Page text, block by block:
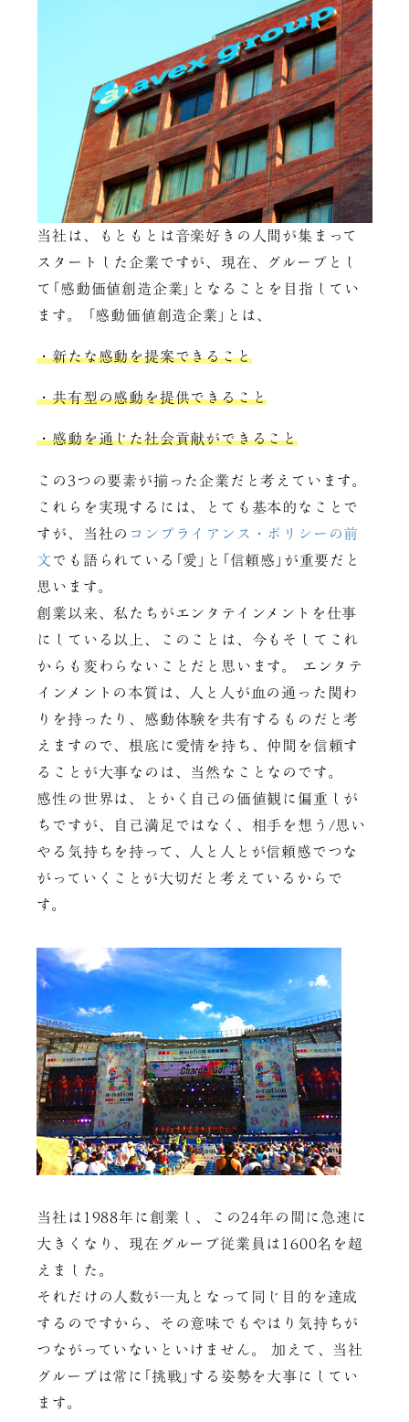
当社は、もともとは音楽好きの人間が集まって
スタートした企業ですが、現在、グループとし
て｢感動価値創造企業｣となることを目指してい
ます。 ｢感動価値創造企業｣とは、
・新たな感動を提案できること
・共有型の感動を提供できること
・感動を通じた社会貢献ができること
この3つの要素が揃った企業だと考えています。
これらを実現するには、とても基本的なことで
すが、当社の コンプライアンス・ポリシーの前
文でも語られている｢愛｣と｢信頼感｣が重要だと
思います。
創業以来、私たちがエンタテインメントを仕事
にしている以上、このことは、今もそしてこれ
からも変わらないことだと思います。 エンタテ
インメントの本質は、人と人が血の通った関わ
りを持ったり、感動体験を共有するものだと考
えますので、根底に愛情を持ち、仲間を信頼す
ることが大事なのは、当然なことなのです。
感性の世界は、とかく自己の価値観に偏重しが
ちですが、自己満足ではなく、相手を想う/思い
やる気持ちを持って、人と人とが信頼感でつな
がっていくことが大切だと考えているからで
す。
当社は1988年に創業し、この24年の間に急速に
大きくなり、現在グループ従業員は1600名を超
えました。
それだけの人数が一丸となって同じ目的を達成
するのですから、その意味でもやはり気持ちが
つながっていないといけません。 加えて、当社
グループは常に｢挑戦｣する姿勢を大事にしてい
ます。